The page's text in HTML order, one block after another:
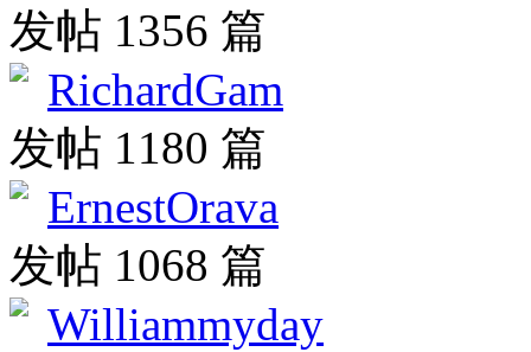
发帖 1356 篇
RichardGam
发帖 1180 篇
ErnestOrava
发帖 1068 篇
Williammyday